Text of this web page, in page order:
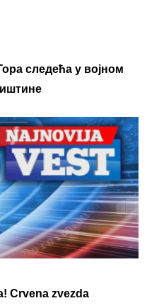
следећа у војном
Crvena zvezda